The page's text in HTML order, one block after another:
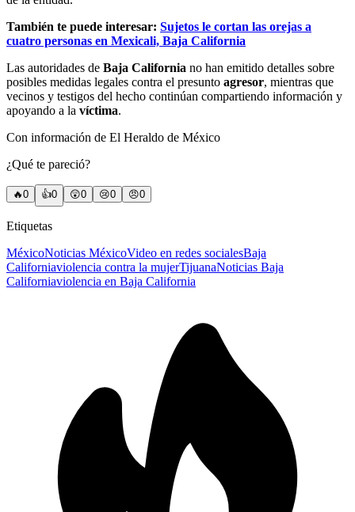
También te puede interesar: Sujetos le cortan las orejas a
cuatro personas en Mexicali, Baja California
Las autoridades de Baja California no han emitido detalles sobre
posibles medidas legales contra el presunto agresor, mientras que
vecinos y testigos del hecho continúan compartiendo información y
apoyando a la víctima.
Con información de El Heraldo de México
¿Qué te pareció?
🔥0 👍0 😲0 😢0 😠0
Etiquetas
MéxicoNoticias MéxicoVideo en redes socialesBaja
Californiaviolencia contra la mujerTijuanaNoticias Baja
Californiaviolencia en Baja California